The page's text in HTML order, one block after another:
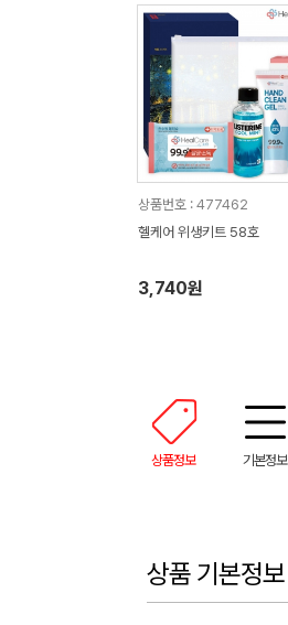
상품번호 : 477462
헬케어 위생키트 58호
3,740원
상품정보 기본정보
상품 기본정보